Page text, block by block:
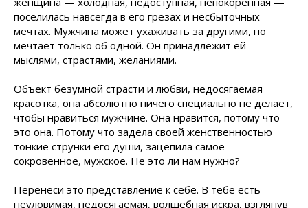
поселилась навсегда в его грезах и несбыточных
мечтах. Мужчина может ухаживать за другими, но
мечтает только об одной. Он принадлежит ей
мыслями, страстями, желаниями.
Объект безумной страсти и любви, недосягаемая
красотка, она абсолютно ничего специально не делает,
чтобы нравиться мужчине. Она нравится, потому что
это она. Потому что задела своей женственностью
тонкие струнки его души, зацепила самое
сокровенное, мужское. Не это ли нам нужно?
Перенеси это представление к себе. В тебе есть
неуловимая, недосягаемая, волшебная искра, взглянув